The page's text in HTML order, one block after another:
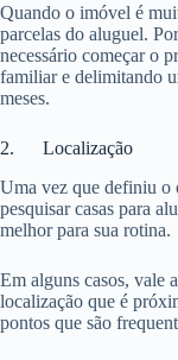
Quando o imóvel é
parcelas do aluguel.
necessário começar o
familiar e delimitando
meses.
2. Localização
Uma vez que definiu o
pesquisar casas para
melhor para sua rotina.
Em alguns casos, vale
localização que é
pontos que são